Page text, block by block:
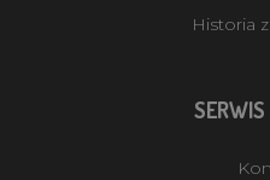
Historia